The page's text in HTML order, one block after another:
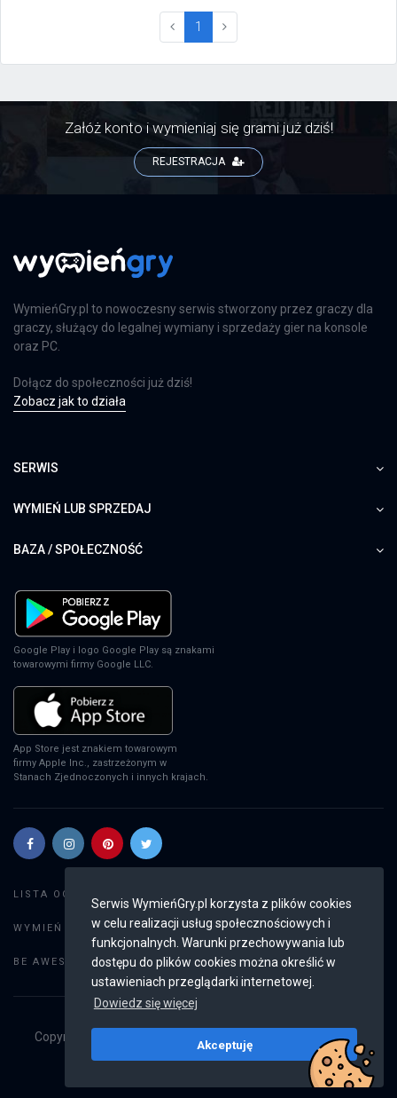
Serwis WymieńGry.pl korzysta z plików cookies
w celu realizacji usług społecznościowych i
funkcjonalnych. Warunki przechowywania lub
dostępu do plików cookies można określić w
ustawieniach przeglądarki internetowej.
Dowiedz się więcej
Akceptuję
1 (current)
Załóż konto i wymieniaj się grami już dziś!
REJESTRACJA
WymieńGry.pl to nowoczesny serwis stworzony przez graczy dla
graczy, służący do legalnej wymiany i sprzedaży gier na konsole
oraz PC.
Dołącz do społeczności już dziś!
Zobacz jak to działa
SERWIS
WYMIEŃ LUB SPRZEDAJ
BAZA / SPOŁECZNOŚĆ
Google Play i logo Google Play są znakami
towarowymi firmy Google LLC.
App Store jest znakiem towarowym
firmy Apple Inc., zastrzeżonym w
Stanach Zjednoczonych i innych krajach.
LISTA OGŁOSZEŃ:
WYMIEŃ GRY: Dodaj ogłoszenie
BE AWESOME: Weryfikacja konta
Copyright © 2019 - 2026
Wszystkie prawa
v2.8.3